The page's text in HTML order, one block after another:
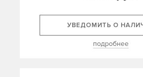
УВЕДОМИТЬ О
подробнее